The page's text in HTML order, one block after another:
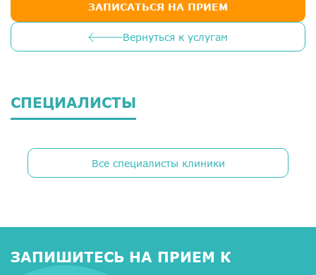
Вернуться к услугам
ЗАПИСАТЬСЯ НА ПРИЕМ
СПЕЦИАЛИСТЫ
Все специалисты клиники
ЗАПИШИТЕСЬ НА ПРИЕМ К